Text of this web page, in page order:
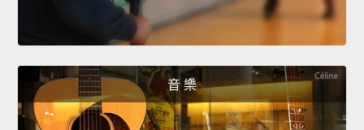
音 樂